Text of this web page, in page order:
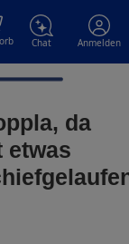
Chat Anmelden
da
etwas